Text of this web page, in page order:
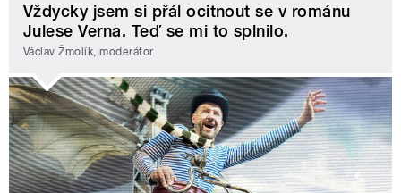
Vždycky jsem si přál ocitnout se v románu
Julese Verna. Teď se mi to splnilo.
Václav Žmolík, moderátor